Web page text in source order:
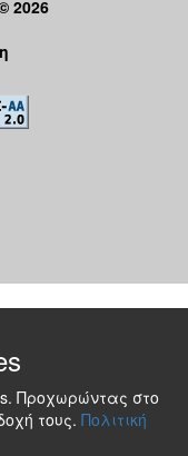
2026
Προχωρώντας στο
τους. Πολιτική